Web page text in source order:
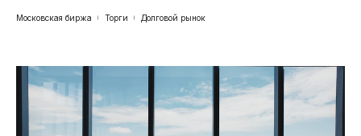
Московская биржа Торги Долговой рынок